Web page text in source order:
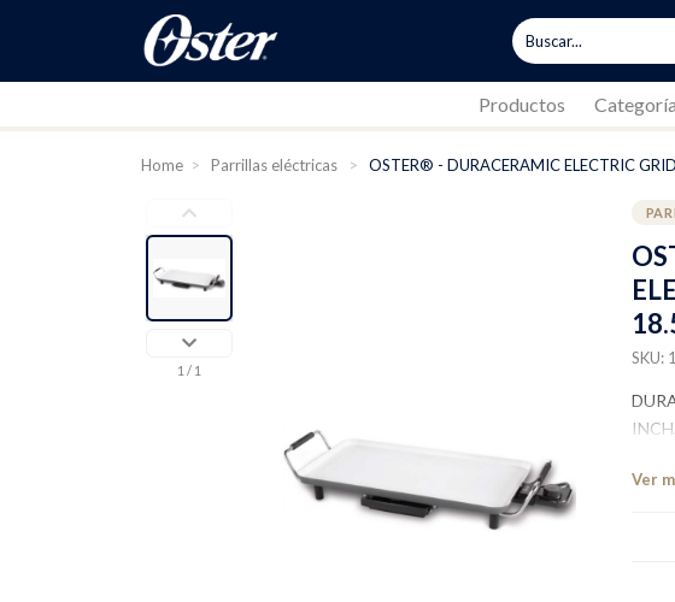
Productos
Home > Parrillas eléctricas > OSTER® - DURACERAMIC ELECTRIC
1 / 1
SKU:
Ver